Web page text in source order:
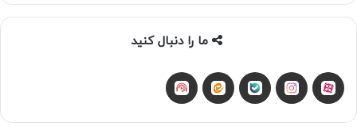
ما را دنبال کنید
آپاراتاینستاگرام
بله ایتا شنوتو